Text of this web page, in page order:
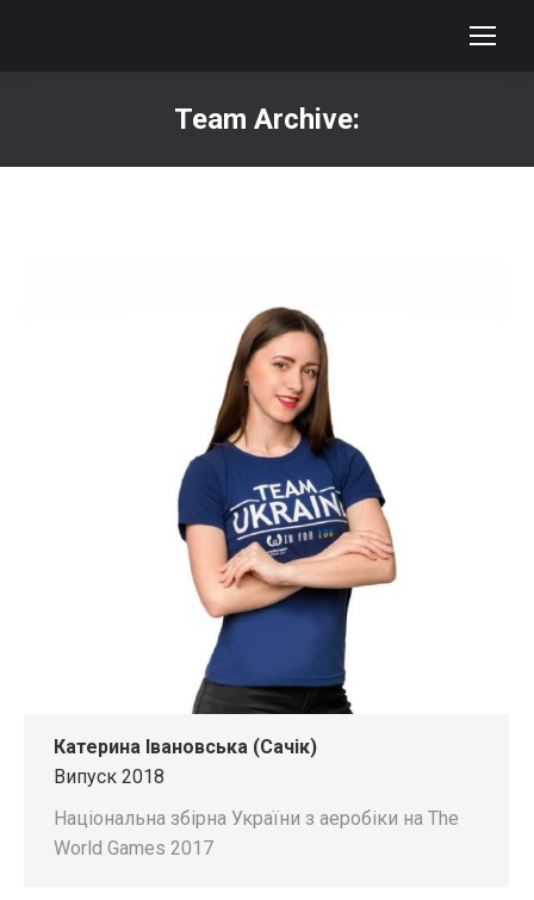
Team Archive:
Катерина Івановська (Сачік)
Випуск 2018
Національна збірна України з аеробіки на The
World Games 2017